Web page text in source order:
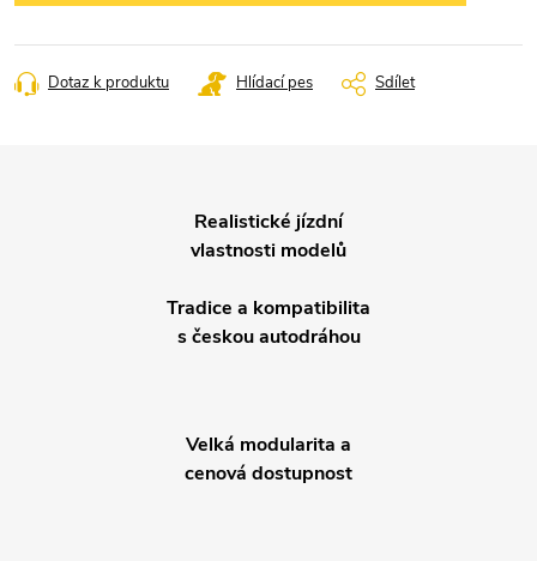
Dotaz k produktu Hlídací pes Sdílet
Realistické jízdní
vlastnosti modelů
Tradice a kompatibilita
s českou autodráhou
Velká modularita a
cenová dostupnost